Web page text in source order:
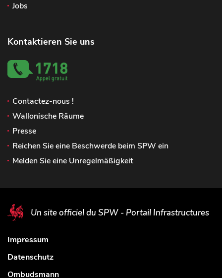
Jobs
Kontaktieren Sie uns
Contactez-nous !
Wallonische Räume
Presse
Reichen Sie eine Beschwerde beim SPW ein
Melden Sie eine Unregelmäßigkeit
Un site officiel du SPW - Portail Infrastructures
Impressum
Datenschutz
Ombudsmann